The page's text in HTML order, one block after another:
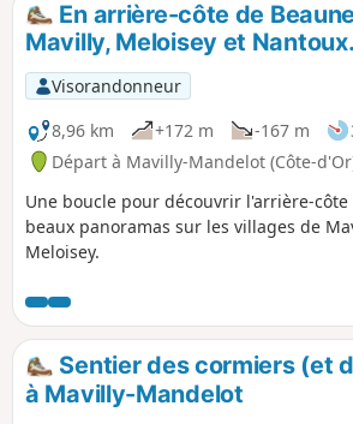
En arrière-côte de
Mavilly, Meloisey et Nantoux.
Visorandonneur
8,96 km
+172 m -167 m
Départ à Mavilly-Mandelot (Côte-
Une boucle pour découvrir l'arrière-côte
beaux panoramas sur les villages de
Meloisey.
Sentier des cormiers (et
à Mavilly-Mandelot